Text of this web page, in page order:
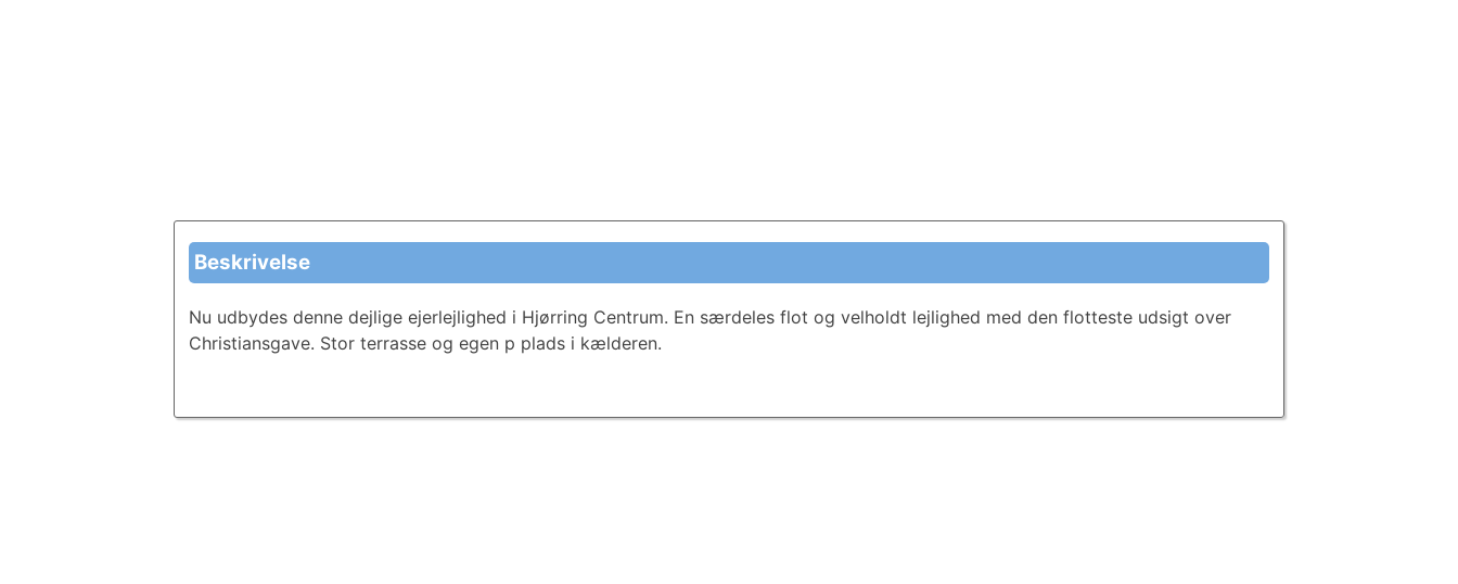
Beskrivelse
Nu udbydes denne dejlige ejerlejlighed i Hjørring Centrum. En særdeles flot og velholdt lejlighed med den flotteste udsigt over
Christiansgave. Stor terrasse og egen p plads i kælderen.